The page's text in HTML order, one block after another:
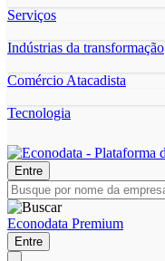
Serviços
Indústrias da transformação
Comércio Atacadista
Tecnologia
Entre
Econodata Premium
Entre